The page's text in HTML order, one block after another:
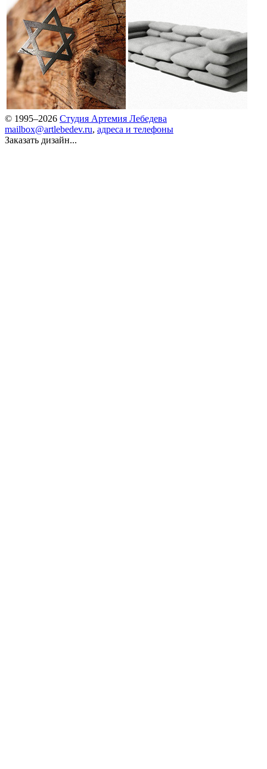
© 1995–2026 Студия Артемия Лебедева
mailbox@artlebedev.ru, адреса и телефоны
Заказать дизайн...